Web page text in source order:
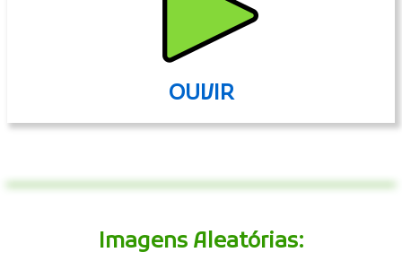
OUVIR
Imagens Aleatórias: